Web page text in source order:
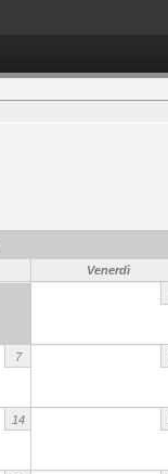
Venerdì
7
14